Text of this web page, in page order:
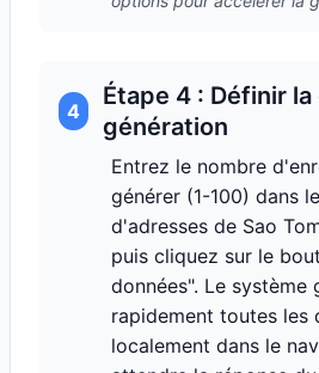
4
Étape 4 : Définir
génération
Entrez le nombre
générer (1-100) dans
d'adresses de Sao
puis cliquez sur le
données". Le système
rapidement toutes les
localement dans le